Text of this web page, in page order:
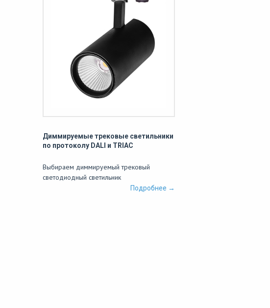
Диммируемые трековые светильники
по протоколу DALI и TRIAC
Выбираем диммируемый трековый
светодиодный светильник
Подробнее →